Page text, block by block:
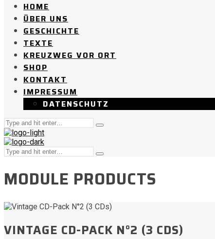
HOME
ÜBER UNS
GESCHICHTE
TEXTE
KREUZWEG VOR ORT
SHOP
KONTAKT
IMPRESSUM
DATENSCHUTZ
Suche
nach:
Tippen
Suche
Tippen
Enter
MODULE PRODUCTS
VINTAGE CD-PACK N°2 (3 CDS)